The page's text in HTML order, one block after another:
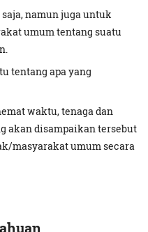
namun juga untuk
umum tentang suatu
tentang apa yang
waktu, tenaga dan
akan disampaikan tersebut
masyarakat umum secara